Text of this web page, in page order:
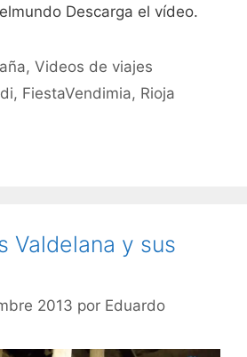
Descarga el vídeo.
,Videos de viajes
, FiestaVendimia, Rioja
Valdelana y sus
2013 por Eduardo